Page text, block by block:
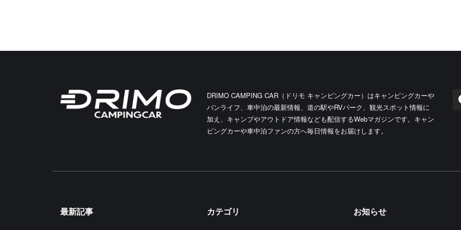
DRIMO CAMPING CAR（ドリモ キャンピングカー）はキャンピングカーや
バンライフ、車中泊の最新情報、道の駅やRVパーク、観光スポット情報に
加え、キャンプやアウトドア情報なども配信するWebマガジンです。キャン
ピングカーや車中泊ファンの方へ毎日情報をお届けします。
最新記事 カテゴリ お知らせ